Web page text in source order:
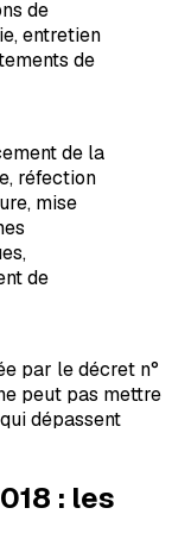
de
entretien
de
de la
réfection
mise
de
par le décret n°
peut pas mettre
dépassent
: les